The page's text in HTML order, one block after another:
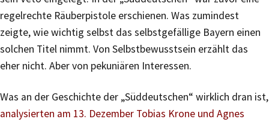
regelrechte Räuberpistole erschienen. Was zumindest
zeigte, wie wichtig selbst das selbstgefällige Bayern einen
solchen Titel nimmt. Von Selbstbewusstsein erzählt das
eher nicht. Aber von pekuniären Interessen.
Was an der Geschichte der „Süddeutschen“ wirklich dran ist,
analysierten am 13. Dezember Tobias Krone und Agnes